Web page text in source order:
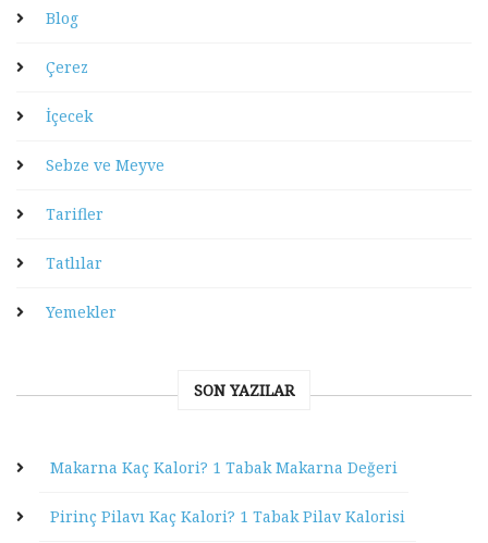
Blog
Çerez
İçecek
Sebze ve Meyve
Tarifler
Tatlılar
Yemekler
SON YAZILAR
Makarna Kaç Kalori? 1 Tabak Makarna Değeri
Pirinç Pilavı Kaç Kalori? 1 Tabak Pilav Kalorisi